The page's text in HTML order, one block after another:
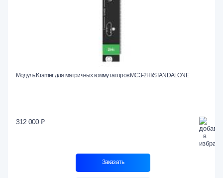
Модуль Kramer для матричных коммутаторов MC3-2HI/STANDALONE
312 000 ₽
Заказать